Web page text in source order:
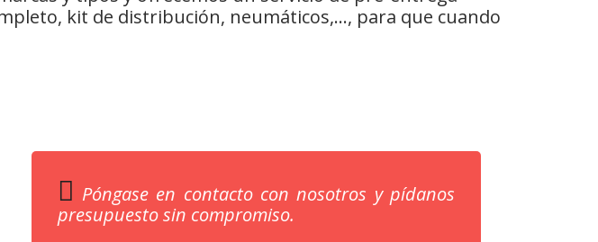
kit de distribución, neumáticos,…, para que cuando
Póngase en contacto con nosotros y pídanos
presupuesto sin compromiso.